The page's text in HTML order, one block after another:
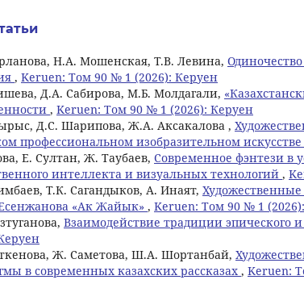
Н.А. Мошенская, Т.В. Левина,
, Keruen: Том 90 № 1 (2026): Керуен
Д.А. Сабирова, М.Б. Молдагали,
, Keruen: Том 90 № 1 (2026): Керуен
Д.С. Шарипова, Ж.А. Аксакалова ,
профессиональном изобразительном искусстве
Е. Султан, Ж. Таубаев, Современное фэнтези в
интеллекта и визуальных технологий ,
Т.К. Сагандыков, А. Инаят,
«Ак Жайык» , Keruen: Том 90 № 1
Взаимодействие традиции эпического и
Ж. Саметова, Ш.А. Шортанбай,
в современных казахских рассказах , Keruen: